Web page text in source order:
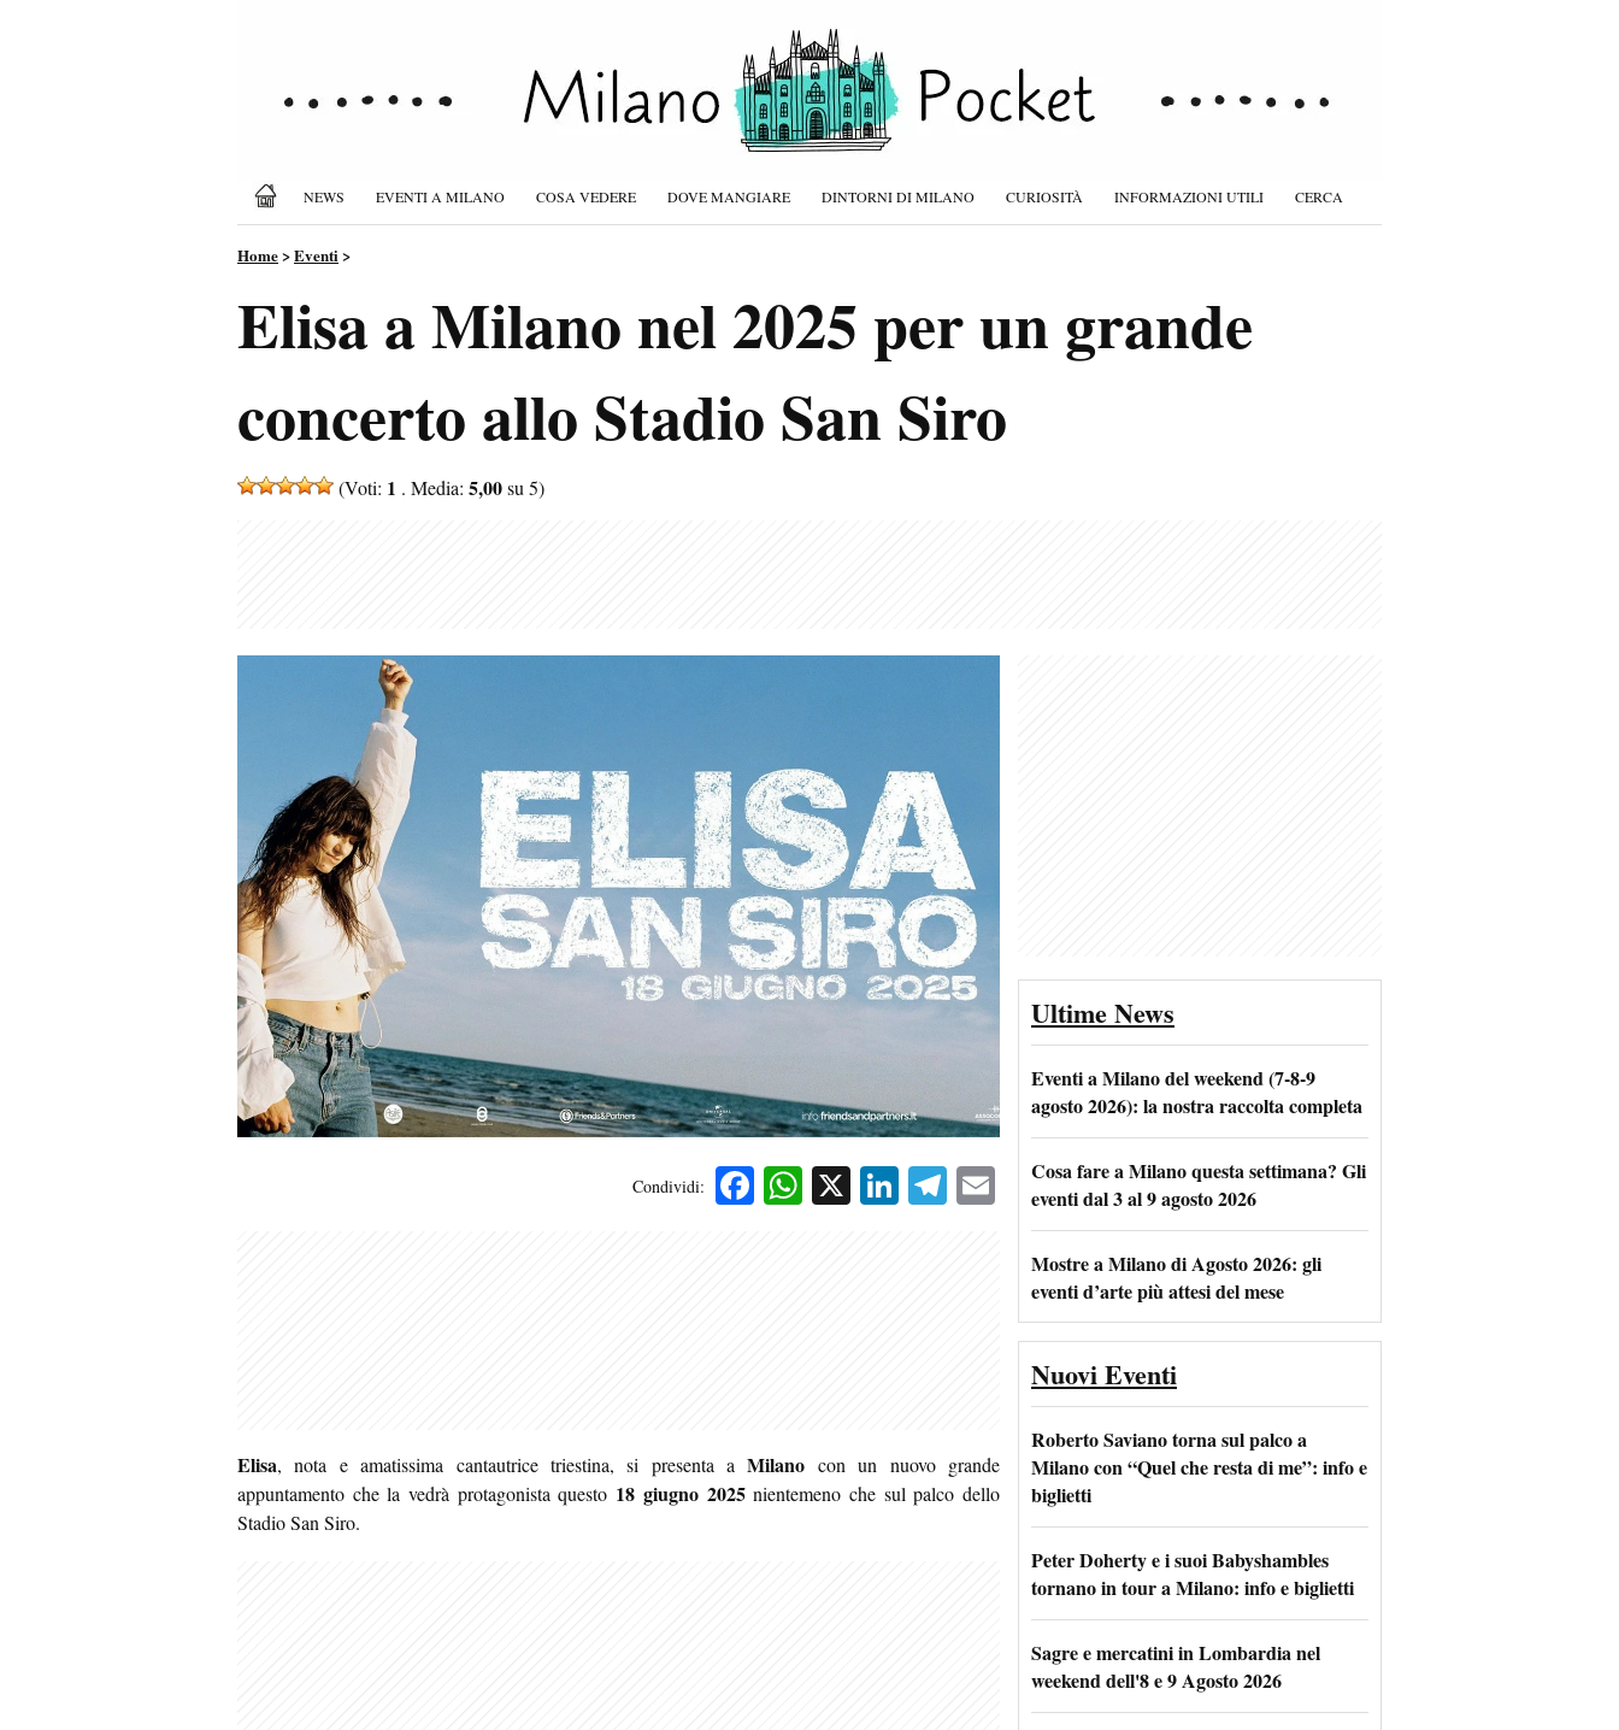
NEWS EVENTI A MILANO COSA VEDERE DOVE MANGIARE DINTORNI DI MILANO CURIOSITÀ INFORMAZIONI UTILI CERCA
Home>Eventi>
Elisa a Milano nel 2025 per un grande
concerto allo Stadio San Siro
(Voti: 1 . Media: 5,00su 5)
Condividi: Facebook
WhatsApp
X LinkedIn
Telegram
Email
Elisa, nota e amatissima cantautrice triestina, si presenta aMilano con un nuovo grande
appuntamento che la vedrà protagonista questo 18 giugno 2025nientemeno che sul palco dello
Stadio San Siro.
Ultime News
Eventi a Milano del weekend (7-8-9
agosto 2026): la nostra raccolta completa
Cosa fare a Milano questa settimana? Gli
eventi dal 3 al 9 agosto 2026
Mostre a Milano di Agosto 2026: gli
eventi d’arte più attesi del mese
Nuovi Eventi
Roberto Saviano torna sul palco a
Milano con “Quel che resta di me”: info e
biglietti
Peter Doherty e i suoi Babyshambles
tornano in tour a Milano: info e biglietti
Sagre e mercatini in Lombardia nel
weekend dell'8 e 9 Agosto 2026